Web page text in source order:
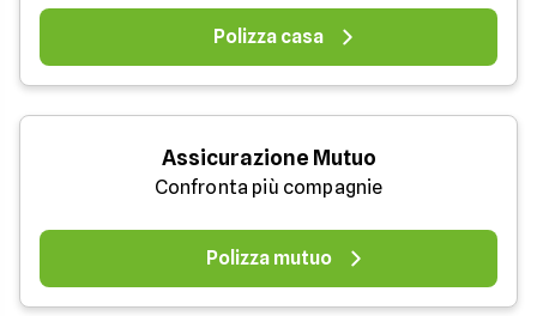
Polizza casa
Assicurazione Mutuo
Confronta più compagnie
Polizza mutuo